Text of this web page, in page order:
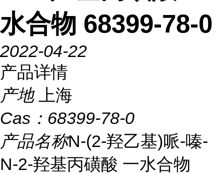
水合物 68399-78-0
2022-04-22
产品详情
产地
上海
Cas： 68399-78-0
产品名称N-(2-羟乙基)哌-嗪-
N-2-羟基丙磺酸 一水合物